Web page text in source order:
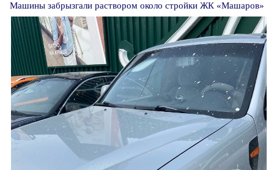
Машины забрызгали раствором около стройки ЖК «Машаров»